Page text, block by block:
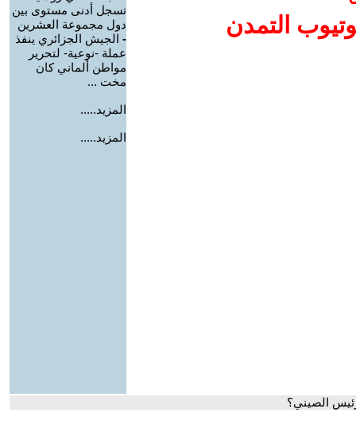
التمدن
تسجل أدنى مستوى بين
دول مجموعة العشرين
- الجيش الجزائري ينفذ
عملة -نوعية- لتحرير
مواطن ألماني كان
مخت ...
المزيد.....
المزيد.....
الصيني؟